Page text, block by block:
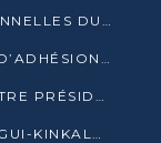
KELLÉ, L’ELDORADO DES PROFESSIONNELLES DU SEXE
LE PARTI DPC LANCE SA CAMPAGNE D’ADHÉSIONS ET VEUT STRUCTURER SA PRÉSENCE DANS LES 15 DÉPARTEMENTS
MACKY SALL À DAKAR : UNE RENCONTRE PRÉSIDENTIELLE QUI DIVISE L’OPINION SÉNÉGALAISE
POOL : LA LIGNE ÉLECTRIQUE LOUINGUI-KINKALA-BOKO MISE EN SERVICE